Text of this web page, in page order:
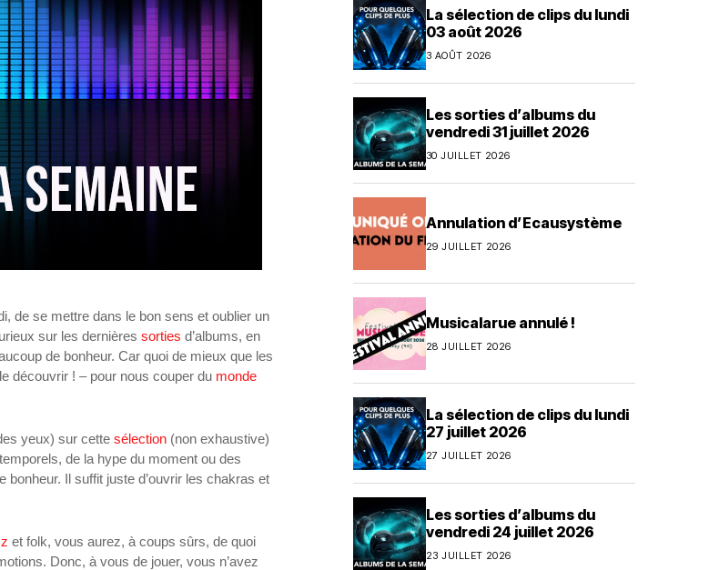
de se mettre dans le bon sens et oublier un
sur les dernières sorties d’albums, en
de bonheur. Car quoi de mieux que les
découvrir ! – pour nous couper du monde
yeux) sur cette sélection (non exhaustive)
de la hype du moment ou des
Il suffit juste d’ouvrir les chakras et
et folk, vous aurez, à coups sûrs, de quoi
Donc, à vous de jouer, vous n’avez
La sélection de clips du lundi
03 août 2026
3 AOÛT 2026
Les sorties d’albums du
vendredi 31 juillet 2026
30 JUILLET 2026
Annulation d’Ecausystème
29 JUILLET 2026
Musicalarue annulé !
28 JUILLET 2026
La sélection de clips du lundi
27 juillet 2026
27 JUILLET 2026
Les sorties d’albums du
vendredi 24 juillet 2026
23 JUILLET 2026